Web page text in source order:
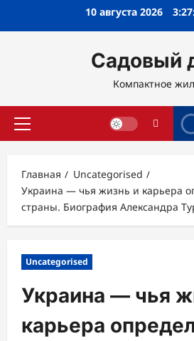
10 августа 2026
Садовый
Компактное
Основное
Главная
Uncategorised
Украина — чья жизнь и карьера
страны. Биография Александра
Uncategorised
Украина — чья
карьера